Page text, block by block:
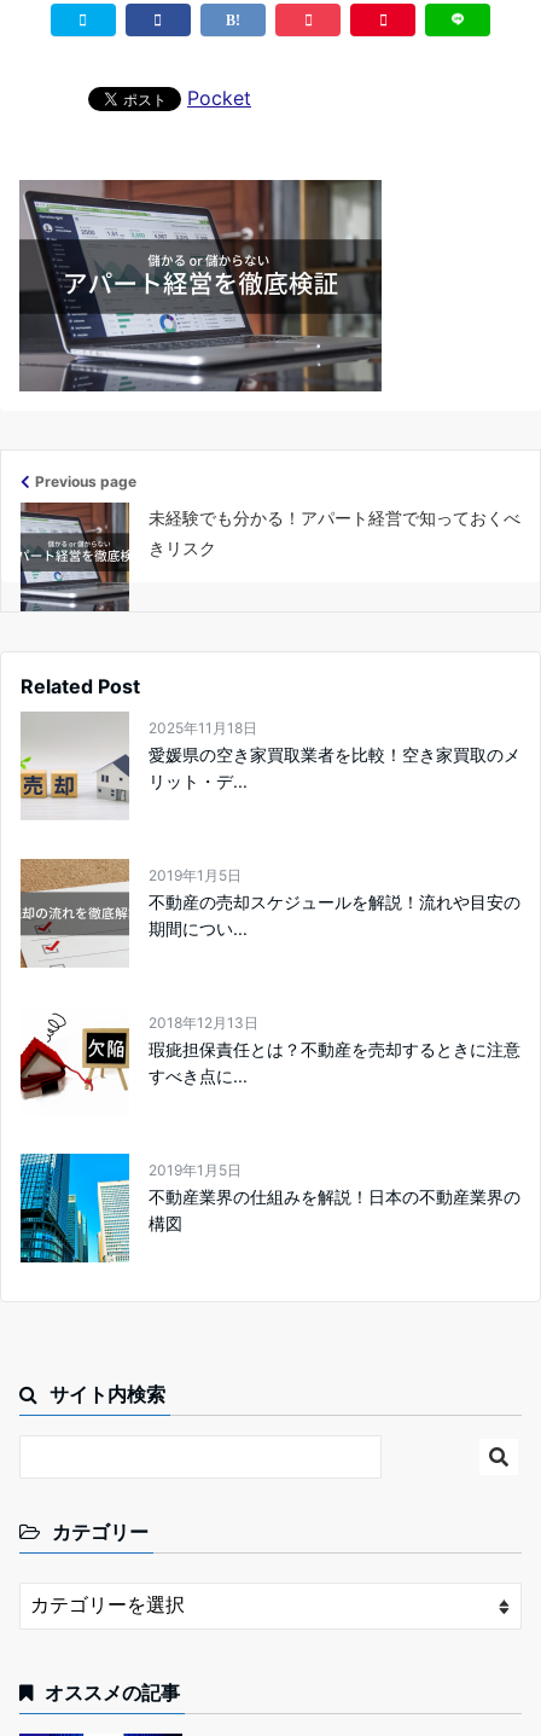
Pocket
Previous page
未経験でも分かる！アパート経営で知っておくべ
きリスク
Related Post
2025年11月18日
愛媛県の空き家買取業者を比較！空き家買取のメ
リット・デ...
2019年1月5日
不動産の売却スケジュールを解説！流れや目安の
期間につい...
2018年12月13日
瑕疵担保責任とは？不動産を売却するときに注意
すべき点に...
2019年1月5日
不動産業界の仕組みを解説！日本の不動産業界の
構図
サイト内検索
カテゴリー
オススメの記事